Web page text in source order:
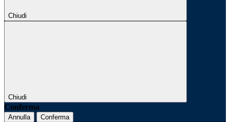
Chiudi
Chiudi
Conferma
Annulla Conferma